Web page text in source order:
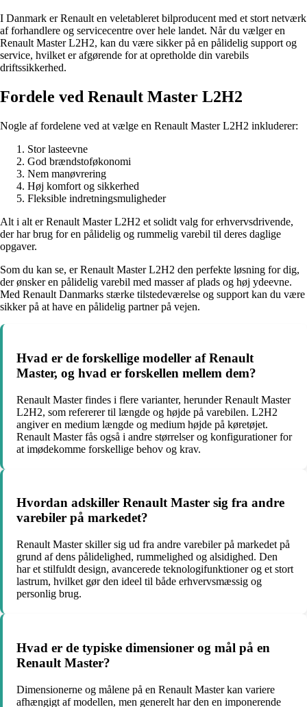
I Danmark er Renault en veletableret bilproducent med et stort netværk
af forhandlere og servicecentre over hele landet. Når du vælger en
Renault Master L2H2, kan du være sikker på en pålidelig support og
service, hvilket er afgørende for at opretholde din varebils
driftssikkerhed.
Fordele ved Renault Master L2H2
Nogle af fordelene ved at vælge en Renault Master L2H2 inkluderer:
Stor lasteevne
God brændstoføkonomi
Nem manøvrering
Høj komfort og sikkerhed
Fleksible indretningsmuligheder
Alt i alt er Renault Master L2H2 et solidt valg for erhvervsdrivende,
der har brug for en pålidelig og rummelig varebil til deres daglige
opgaver.
Som du kan se, er Renault Master L2H2 den perfekte løsning for dig,
der ønsker en pålidelig varebil med masser af plads og høj ydeevne.
Med Renault Danmarks stærke tilstedeværelse og support kan du være
sikker på at have en pålidelig partner på vejen.
Hvad er de forskellige modeller af Renault
Master, og hvad er forskellen mellem dem?
Renault Master findes i flere varianter, herunder Renault Master
L2H2, som refererer til længde og højde på varebilen. L2H2
angiver en medium længde og medium højde på køretøjet.
Renault Master fås også i andre størrelser og konfigurationer for
at imødekomme forskellige behov og krav.
Hvordan adskiller Renault Master sig fra andre
varebiler på markedet?
Renault Master skiller sig ud fra andre varebiler på markedet på
grund af dens pålidelighed, rummelighed og alsidighed. Den
har et stilfuldt design, avancerede teknologifunktioner og et stort
lastrum, hvilket gør den ideel til både erhvervsmæssig og
personlig brug.
Hvad er de typiske dimensioner og mål på en
Renault Master?
Dimensionerne og målene på en Renault Master kan variere
afhængigt af modellen, men generelt har den en imponerende